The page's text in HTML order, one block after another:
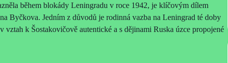
během blokády Leningradu v roce 1942, je klíčovým dílem
Byčkova. Jedním z důvodů je rodinná vazba na Leningrad té doby
vztah k Šostakovičově autentické a s dějinami Ruska úzce propojené